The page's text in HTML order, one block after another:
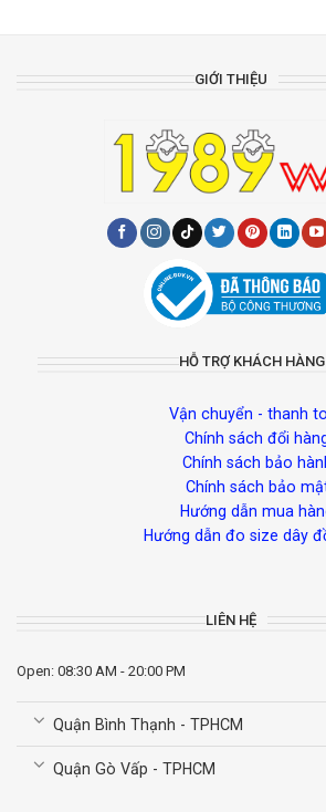
GIỚI THIỆU
HỖ TRỢ KHÁCH HÀNG
Vận chuyển - thanh
Chính sách đổi
Chính sách bảo
Chính sách bảo
Hướng dẫn mua
Hướng dẫn đo size dây
LIÊN HỆ
Open: 08:30 AM - 20:00 PM
Quận Bình Thạnh - TPHCM
Quận Gò Vấp - TPHCM